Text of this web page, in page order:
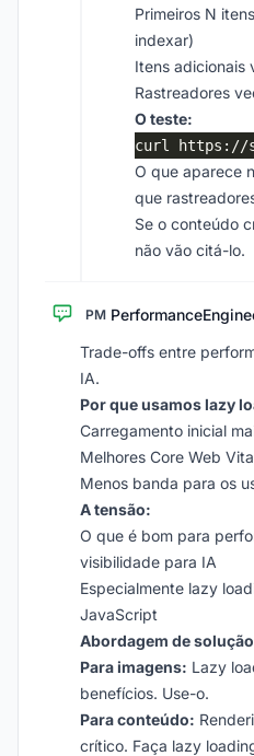
Primeiros N
indexar)
Itens adicionais
Rastreadores
O teste:
O que aparece
que
Se o conteúdo
não vão citá-lo.
PM
Trade-offs entre
IA.
Por que usamos lazy
Carregamento inicial
Melhores Core Web
Menos banda para os
A tensão:
O que é bom para
visibilidade para IA
Especialmente lazy
JavaScript
Abordagem de
Para imagens: Lazy
benefícios. Use-o.
Para conteúdo:
crítico. Faça lazy